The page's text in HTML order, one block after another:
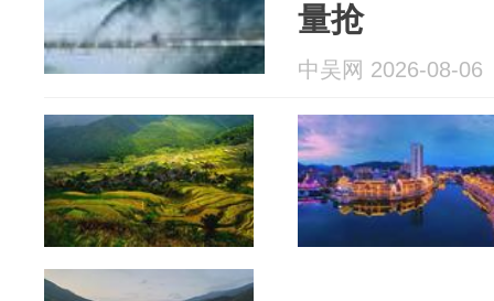
量抢
中吴网 2026-08-06